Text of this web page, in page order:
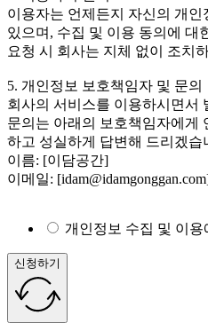
이용자는 언제든지 자신의 개
있으며, 수집 및 이용 동의에 대
요청 시 회사는 지체 없이 조치
5. 개인정보 보호책임자 및 문의
회사의 서비스를 이용하시면서
문의는 아래의 보호책임자에게
하고 성실하게 답변해 드리겠습
이름: [이담공간]
이메일:
개인정보 수집 및 이용
신청하기